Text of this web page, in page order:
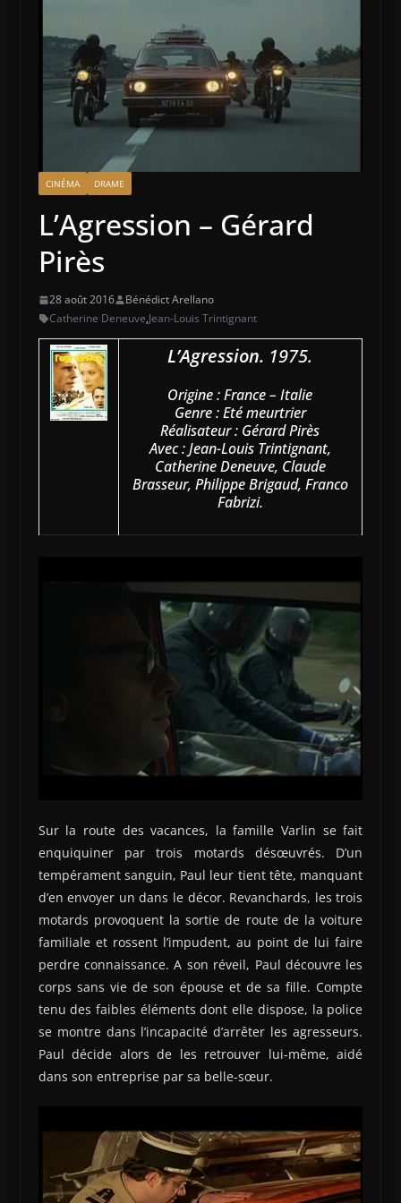
CINÉMA DRAME
L’Agression – Gérard
Pirès
28 août 2016
Bénédict Arellano
Catherine Deneuve,Jean-Louis Trintignant
L’Agression. 1975.
Origine : France – Italie
Genre : Eté meurtrier
Réalisateur : Gérard Pirès
Avec : Jean-Louis Trintignant,
Catherine Deneuve, Claude
Brasseur, Philippe Brigaud, Franco
Fabrizi.
Sur la route des vacances, la famille Varlin se fait
enquiquiner par trois motards désœuvrés. D’un
tempérament sanguin, Paul leur tient tête, manquant
d’en envoyer un dans le décor. Revanchards, les trois
motards provoquent la sortie de route de la voiture
familiale et rossent l’impudent, au point de lui faire
perdre connaissance. A son réveil, Paul découvre les
corps sans vie de son épouse et de sa fille. Compte
tenu des faibles éléments dont elle dispose, la police
se montre dans l’incapacité d’arrêter les agresseurs.
Paul décide alors de les retrouver lui-même, aidé
dans son entreprise par sa belle-sœur.